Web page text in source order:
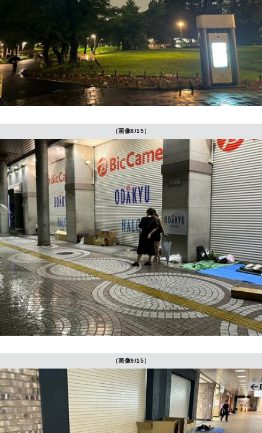
（画像8/15）
（画像9/15）